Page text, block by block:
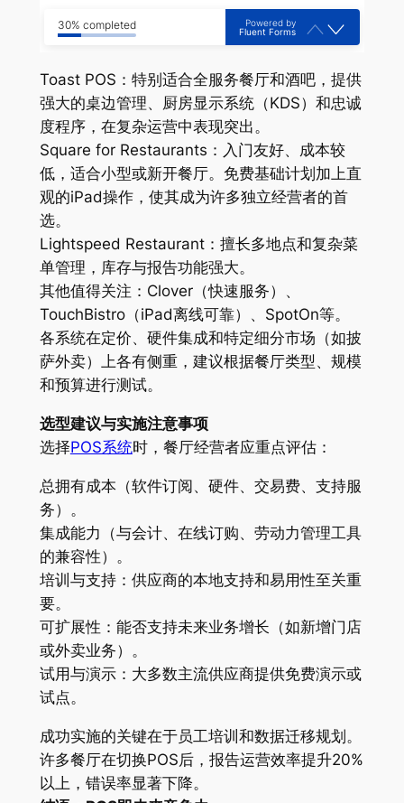
30% completed
Powered by
Fluent Forms
Toast POS：特别适合全服务餐厅和酒吧，提供
强大的桌边管理、厨房显示系统（KDS）和忠诚
度程序，在复杂运营中表现突出。
Square for Restaurants：入门友好、成本较
低，适合小型或新开餐厅。免费基础计划加上直
观的iPad操作，使其成为许多独立经营者的首
选。
Lightspeed Restaurant：擅长多地点和复杂菜
单管理，库存与报告功能强大。
其他值得关注：Clover（快速服务）、
TouchBistro（iPad离线可靠）、SpotOn等。
各系统在定价、硬件集成和特定细分市场（如披
萨外卖）上各有侧重，建议根据餐厅类型、规模
和预算进行测试。
选型建议与实施注意事项
选择POS系统时，餐厅经营者应重点评估：
总拥有成本（软件订阅、硬件、交易费、支持服
务）。
集成能力（与会计、在线订购、劳动力管理工具
的兼容性）。
培训与支持：供应商的本地支持和易用性至关重
要。
可扩展性：能否支持未来业务增长（如新增门店
或外卖业务）。
试用与演示：大多数主流供应商提供免费演示或
试点。
成功实施的关键在于员工培训和数据迁移规划。
许多餐厅在切换POS后，报告运营效率提升20%
以上，错误率显著下降。